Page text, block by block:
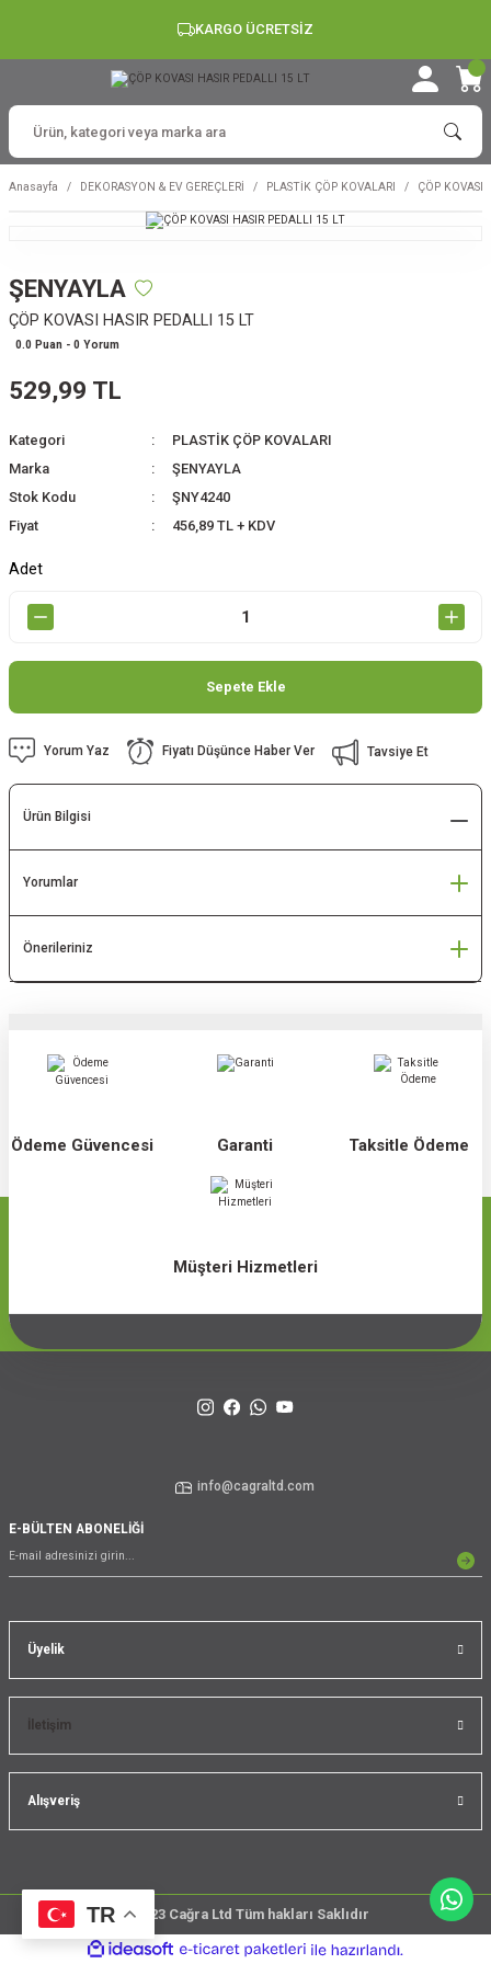
KARGO ÜCRETSİZ
Anasayfa DEKORASYON & EV GEREÇLERİ PLASTİK ÇÖP KOVALARI ÇÖP KOVASI
ŞENYAYLA
ÇÖP KOVASI HASIR PEDALLI 15 LT
0.0 Puan - 0 Yorum
529,99 TL
Kategori
PLASTİK ÇÖP KOVALARI
Marka
ŞENYAYLA
Stok Kodu
ŞNY4240
Fiyat
456,89 TL + KDV
Adet
Sepete Ekle
Yorum Yaz Fiyatı Düşünce Haber Ver Tavsiye Et
Ürün Bilgisi
Yorumlar
Önerileriniz
Ödeme Güvencesi Garanti Taksitle Ödeme
Müşteri Hizmetleri
Üyelik
İletişim
Alışveriş
TR
info@cagraltd.com
E-BÜLTEN ABONELİĞİ
@2023 Cağra Ltd Tüm hakları Saklıdır
çember
ideasoft
e-